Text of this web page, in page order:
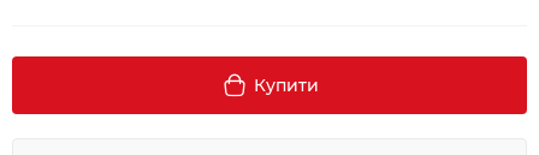
Купити